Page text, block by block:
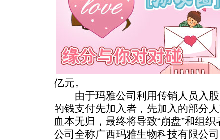
亿元。
由于玛雅公司利用传销人员入股
的钱支付先加入者，先加入的部分
血本无归，最终将导致“崩盘”和组
公司全称广西玛雅生物科技有限公